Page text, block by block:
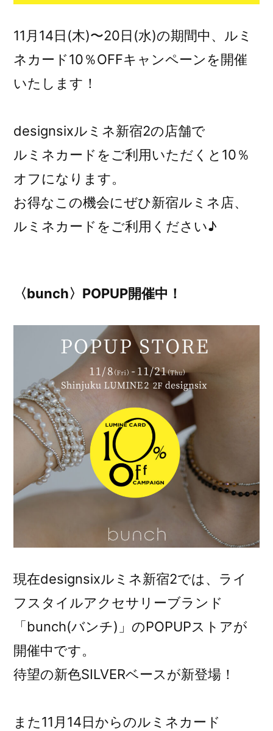
11月14日(木)〜20日(水)の期間中、ルミ
ネカード10％OFFキャンペーンを開催
いたします！
designsixルミネ新宿2の店舗で
ルミネカードをご利用いただくと10％
オフになります。
お得なこの機会にぜひ新宿ルミネ店、
ルミネカードをご利用ください♪
〈bunch〉POPUP開催中！
現在designsixルミネ新宿2では、ライ
フスタイルアクセサリーブランド
「bunch(バンチ)」のPOPUPストアが
開催中です。
待望の新色SILVERベースが新登場！
また11月14日からのルミネカード